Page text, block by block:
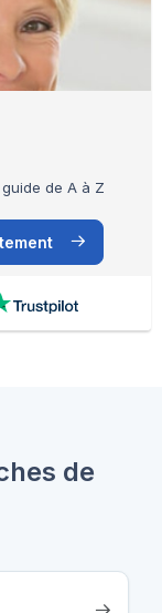
de A à Z
de